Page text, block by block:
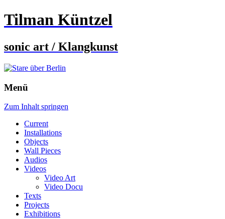
Tilman Küntzel
sonic art / Klangkunst
Menü
Zum Inhalt springen
Current
Installations
Objects
Wall Pieces
Audios
Videos
Video Art
Video Docu
Texts
Projects
Exhibitions